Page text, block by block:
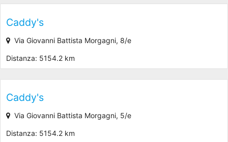
Caddy's
Via Giovanni Battista Morgagni, 8/e
Distanza: 5154.2 km
Caddy's
Via Giovanni Battista Morgagni, 5/e
Distanza: 5154.2 km